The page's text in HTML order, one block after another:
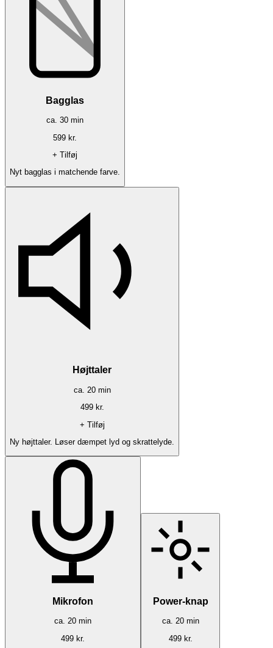
Bagglas
ca. 30 min
599 kr.
+ Tilføj
Nyt bagglas i matchende farve.
Højttaler
ca. 20min
499kr.
+ Tilføj
Ny højttaler. Løser dæmpet lyd og skrattelyde.
Mikrofon
ca. 20 min
499 kr.
Power-knap
ca. 20min
499kr.